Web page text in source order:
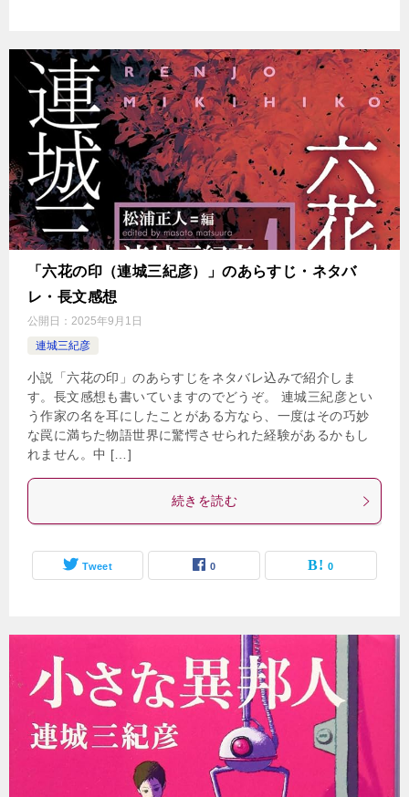
「六花の印（連城三紀彦）」のあらすじ・ネタバ
レ・長文感想
公開日： 2025年9月1日
連城三紀彦
小説「六花の印」のあらすじをネタバレ込みで紹介しま
す。長文感想も書いていますのでどうぞ。 連城三紀彦とい
う作家の名を耳にしたことがある方なら、一度はその巧妙
な罠に満ちた物語世界に驚愕させられた経験があるかもし
れません。中 […]
続きを読む
Tweet 0 0